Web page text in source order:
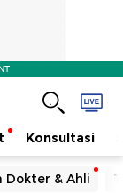
Konsultasi
Dokter & Ahli